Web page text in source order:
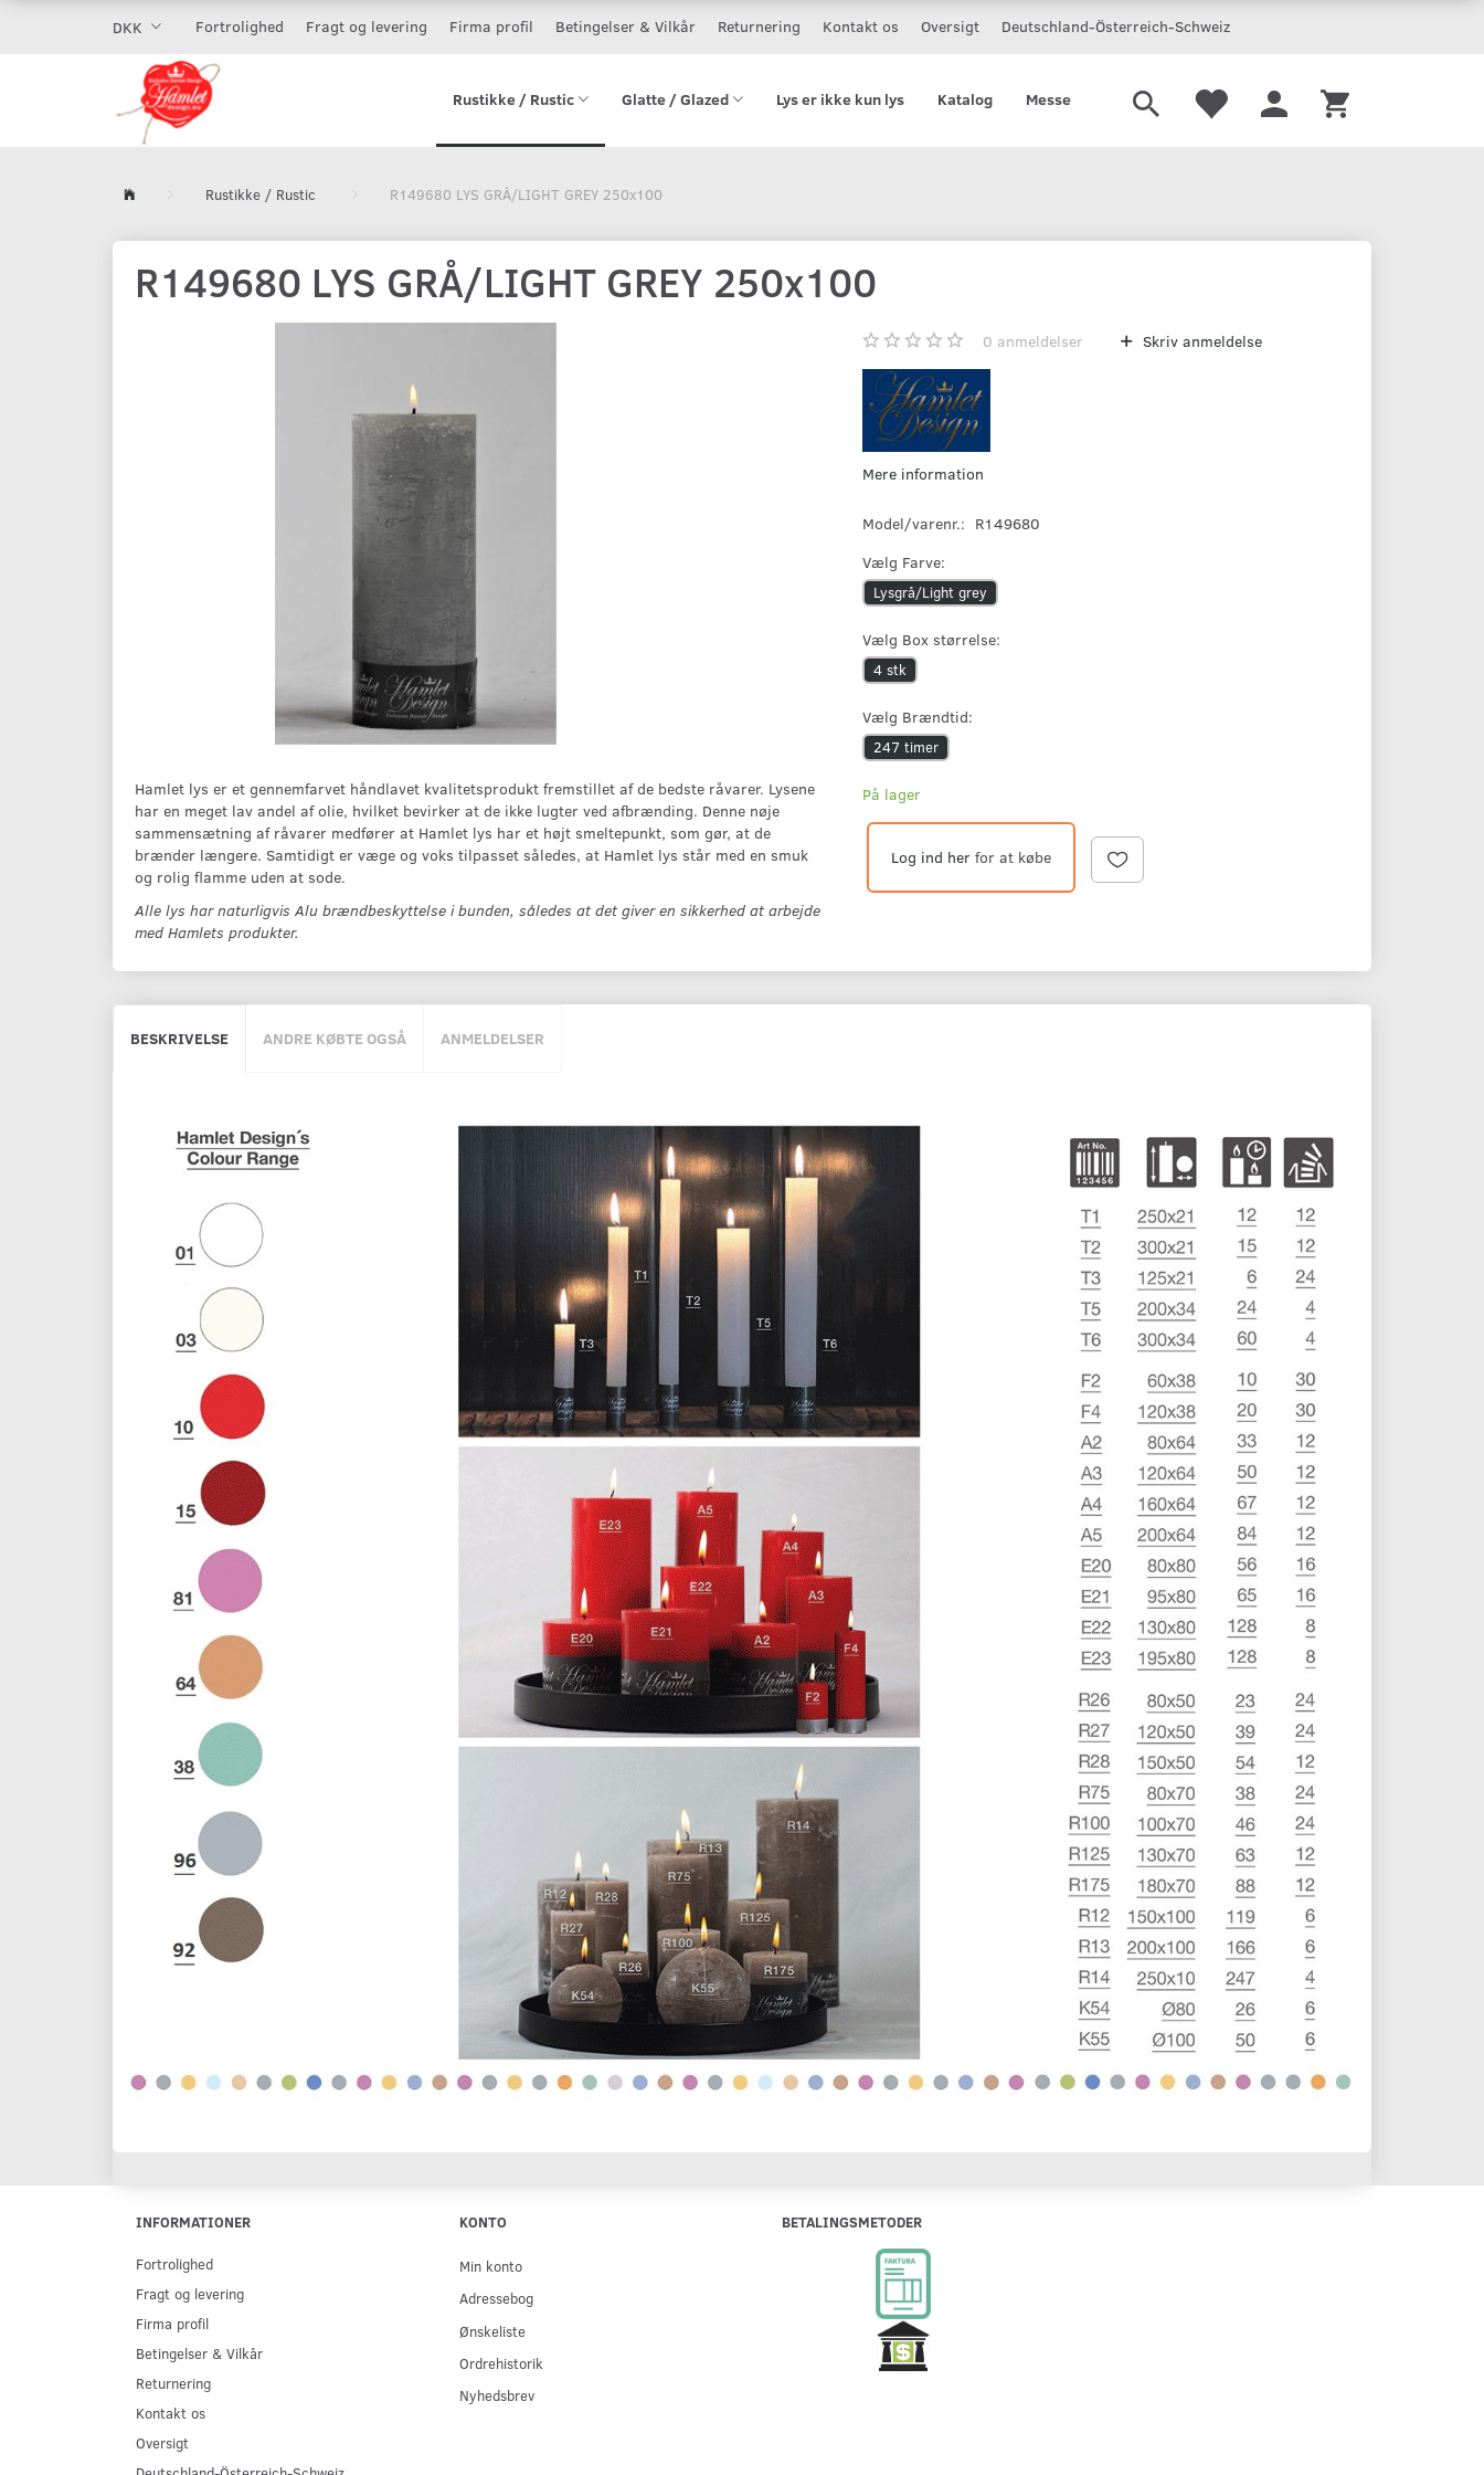
DKK Fortrolighed Fragt og levering Firma profil Betingelser & Vilkår Returnering Kontakt os Oversigt Deutschland-Österreich-Schweiz
Rustikke / Rustic Glatte / Glazed Lys er ikke kun lys Katalog Messe
Rustikke / Rustic R149680 LYS GRÅ/LIGHT GREY 250x100
R149680 LYS GRÅ/LIGHT GREY 250x100
Hamlet lys er et gennemfarvet håndlavet kvalitetsprodukt fremstillet af de bedste råvarer. Lysene
har en meget lav andel af olie, hvilket bevirker at de ikke lugter ved afbrænding. Denne nøje
sammensætning af råvarer medfører at Hamlet lys har et højt smeltepunkt, som gør, at de
brænder længere. Samtidigt er væge og voks tilpasset således, at Hamlet lys står med en smuk
og rolig flamme uden at sode.
Alle lys har naturligvis Alu brændbeskyttelse i bunden, således at det giver en sikkerhed at arbejde
med Hamlets produkter.
0 anmeldelser Skriv anmeldelse
Mere information
Model/varenr.: R149680
Vælg Farve:
Lysgrå/Light grey
Vælg Box størrelse:
4 stk
Vælg Brændtid:
247 timer
På lager
Log ind her for at købe
BESKRIVELSE ANDRE KØBTE OGSÅ ANMELDELSER
INFORMATIONER
Fortrolighed
Fragt og levering
Firma profil
Betingelser & Vilkår
Returnering
Kontakt os
Oversigt
KONTO
Min konto
Adressebog
Ønskeliste
Ordrehistorik
Nyhedsbrev
BETALINGSMETODER